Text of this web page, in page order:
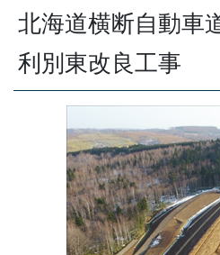
北海道横断自動
利別東改良工事